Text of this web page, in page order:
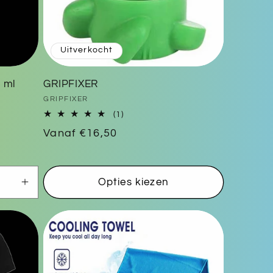
Aantal
verhogen
voor
Default
Uitverkocht
GRIPFIXER
Verkoper:
GRIPFIXER
(1)1
Normale
Vanaf €16,50
Opties kiezen